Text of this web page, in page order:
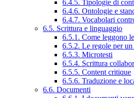
6.4.5. Tipologie di
6.4.6. Ontologie e
6.4.7. Vocabolari
6.5. Scrittura e linguaggio
6.5.1. Come leggono
6.5.2. Le regole per
6.5.3. Microtesti
6.5.4. Scrittura
6.5.5. Content critique
6.5.6. Traduzione e
6.6. Documenti